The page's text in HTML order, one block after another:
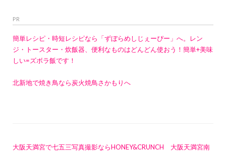
PR
簡単レシピ・時短レシピなら「ずぼらめしじぇーぴー」へ。レン
ジ・トースター・炊飯器、便利なものはどんどん使おう！簡単+美味
しい=ズボラ飯です！
北新地で焼き鳥なら炭火焼鳥さかもりへ
大阪天満宮で七五三写真撮影ならHONEY&CRUNCH 大阪天満宮南